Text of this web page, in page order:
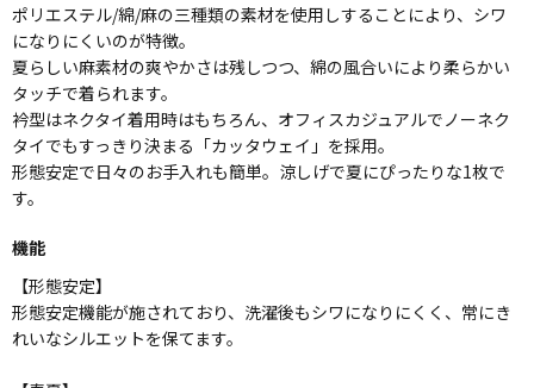
ポリエステル/綿/麻の三種類の素材を使用しすることにより、シワ
になりにくいのが特徴。
夏らしい麻素材の爽やかさは残しつつ、綿の風合いにより柔らかい
タッチで着られます。
衿型はネクタイ着用時はもちろん、オフィスカジュアルでノーネク
タイでもすっきり決まる「カッタウェイ」を採用。
形態安定で日々のお手入れも簡単。涼しげで夏にぴったりな1枚で
す。
機能
【形態安定】
形態安定機能が施されており、洗濯後もシワになりにくく、常にき
れいなシルエットを保てます。